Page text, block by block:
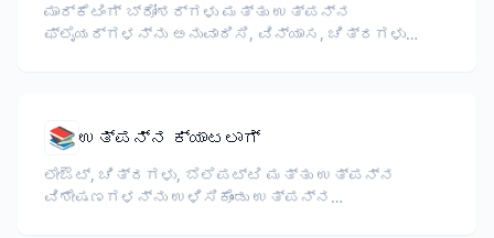
ಮಾರ್ಕೆಟಿಂಗ್ ಬ್ರೋಶರ್‌ಗಳು ಮತ್ತು ಉತ್ಪನ್ನ
ಫ್ಲೈಯರ್‌ಗಳನ್ನು ಅನುವಾದಿಸಿ, ವಿನ್ಯಾಸ, ಚಿತ್ರಗಳು
📚ಉತ್ಪನ್ನ ಕ್ಯಾಟಲಾಗ್
ಲೇಔಟ್, ಚಿತ್ರಗಳು, ಬೆಲೆಪಟ್ಟಿ ಮತ್ತು ಉತ್ಪನ್ನ
ವಿಶೇಷಣಗಳನ್ನು ಉಳಿಸಿಕೊಂಡು ಉತ್ಪನ್ನ